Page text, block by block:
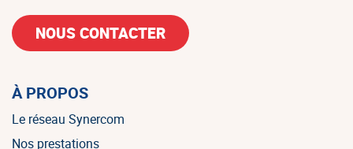
NOUS CONTACTER
À PROPOS
Le réseau Synercom
Nos prestations